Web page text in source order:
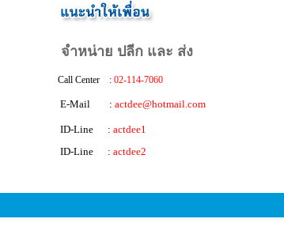
จำหน่าย ปลีก และ ส่ง
Call Center : 02-114-7060
E-Mail : actdee@hotmail.com
ID-Line : actdee1
ID-Line : actdee2